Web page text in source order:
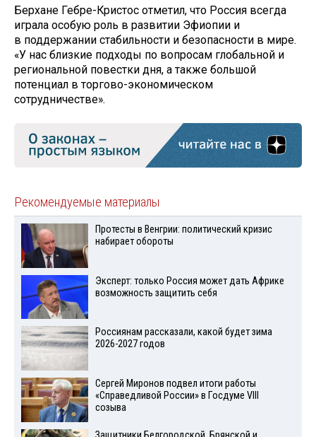
Берхане Гебре-Кристос отметил, что Россия всегда
играла особую роль в развитии Эфиопии и
в поддержании стабильности и безопасности в мире.
«У нас близкие подходы по вопросам глобальной и
региональной повестки дня, а также большой
потенциал в торгово-экономическом
сотрудничестве».
Рекомендуемые материалы
Протесты в Венгрии: политический кризис
набирает обороты
Эксперт: только Россия может дать Африке
возможность защитить себя
Россиянам рассказали, какой будет зима
2026-2027 годов
Сергей Миронов подвел итоги работы
«Справедливой России» в Госдуме VIII
созыва